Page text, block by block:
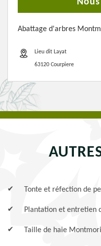
Abattage d'arbres
Lieu dit Layat
63120 Courpiere
Tonte et réfection de
Plantation et entretien
Taille de haie